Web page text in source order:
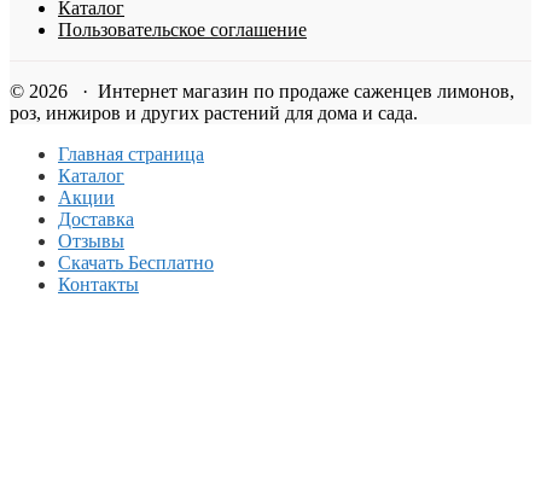
Каталог
Пользовательское соглашение
© 2026 · Интернет магазин по продаже саженцев лимонов,
роз, инжиров и других растений для дома и сада.
Главная страница
Каталог
Акции
Доставка
Отзывы
Скачать Бесплатно
Контакты